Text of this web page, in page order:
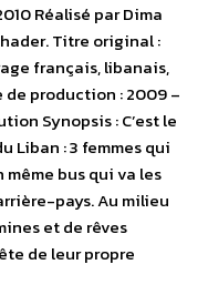
Réalisé par Dima
Titre original :
français, libanais,
de production : 2009 –
Synopsis : C’est le
Liban : 3 femmes qui
bus qui va les
pays. Au milieu
et de rêves
de leur propre